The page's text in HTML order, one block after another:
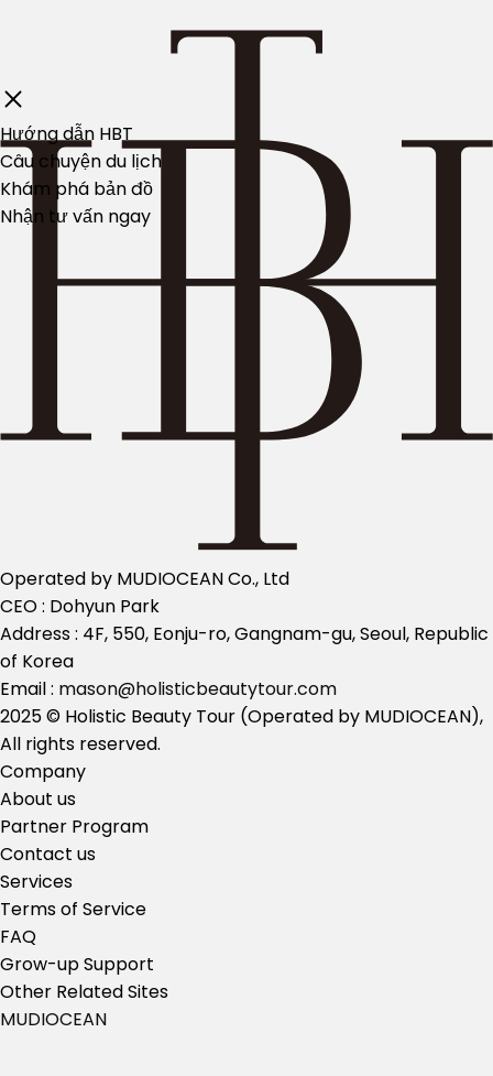
Hướng dẫn HBT
Câu chuyện du lịch
Khám phá bản đồ
Nhận tư vấn ngay
Operated by MUDIOCEAN Co., Ltd
CEO : Dohyun Park
Address : 4F, 550, Eonju-ro, Gangnam-gu, Seoul, Republic
of Korea
Email : mason@holisticbeautytour.com
2025 © Holistic Beauty Tour (Operated by MUDIOCEAN),
All rights reserved.
Company
About us
Partner Program
Contact us
Services
Terms of Service
FAQ
Grow-up Support
Other Related Sites
MUDIOCEAN